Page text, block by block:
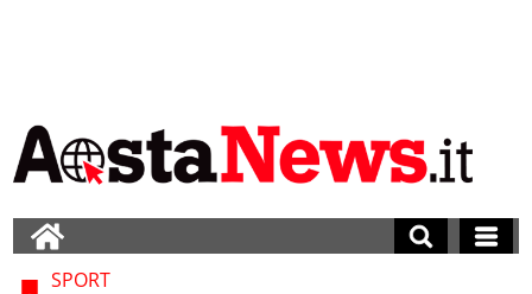
SPORT